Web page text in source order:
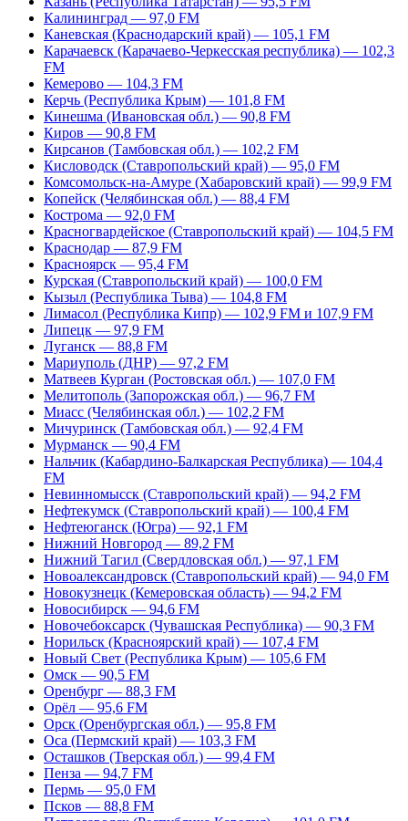
Калининград — 97,0 FM
Каневская (Краснодарский край) — 105,1 FM
Карачаевск (Карачаево-Черкесская республика) — 102,3
FM
Кемерово — 104,3 FM
Керчь (Республика Крым) — 101,8 FM
Кинешма (Ивановская обл.) — 90,8 FM
Киров — 90,8 FM
Кирсанов (Тамбовская обл.) — 102,2 FM
Кисловодск (Ставропольский край) — 95,0 FM
Комсомольск-на-Амуре (Хабаровский край) — 99,9 FM
Копейск (Челябинская обл.) — 88,4 FM
Кострома — 92,0 FM
Красногвардейское (Ставропольский край) — 104,5 FM
Краснодар — 87,9 FM
Красноярск — 95,4 FM
Курская (Ставропольский край) — 100,0 FM
Кызыл (Республика Тыва) — 104,8 FM
Лимасол (Республика Кипр) — 102,9 FM и 107,9 FM
Липецк — 97,9 FM
Луганск — 88,8 FM
Мариуполь (ДНР) — 97,2 FM
Матвеев Курган (Ростовская обл.) — 107,0 FM
Мелитополь (Запорожская обл.) — 96,7 FM
Миасс (Челябинская обл.) — 102,2 FM
Мичуринск (Тамбовская обл.) — 92,4 FM
Мурманск — 90,4 FM
Нальчик (Кабардино-Балкарская Республика) — 104,4
FM
Невинномысск (Ставропольский край) — 94,2 FM
Нефтекумск (Ставропольский край) — 100,4 FM
Нефтеюганск (Югра) — 92,1 FM
Нижний Новгород — 89,2 FM
Нижний Тагил (Свердловская обл.) — 97,1 FM
Новоалександровск (Ставропольский край) — 94,0 FM
Новокузнецк (Кемеровская область) — 94,2 FM
Новосибирск — 94,6 FM
Новочебоксарск (Чувашская Республика) — 90,3 FM
Норильск (Красноярский край) — 107,4 FM
Новый Свет (Республика Крым) — 105,6 FM
Омск — 90,5 FM
Оренбург — 88,3 FM
Орёл — 95,6 FM
Орск (Оренбургская обл.) — 95,8 FM
Оса (Пермский край) — 103,3 FM
Осташков (Тверская обл.) — 99,4 FM
Пенза — 94,7 FM
Пермь — 95,0 FM
Псков — 88,8 FM